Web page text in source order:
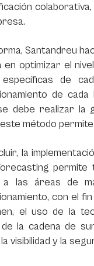
Santandreu
en optimizar el
específicas de
de
debe realizar la
método
la
permite
a las áreas de
con el
el uso de la
de la cadena de
visibilidad y la